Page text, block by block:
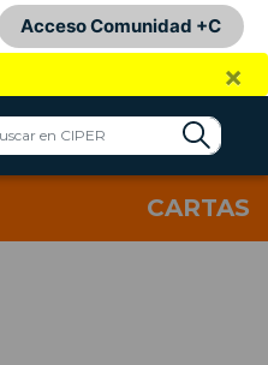
Acceso Comunidad +C
×
CARTAS